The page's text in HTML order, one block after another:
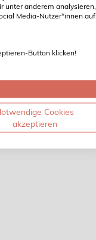
unter anderem analysieren,
Media-Nutzer*innen auf
Button klicken!
Cookies
akzeptieren